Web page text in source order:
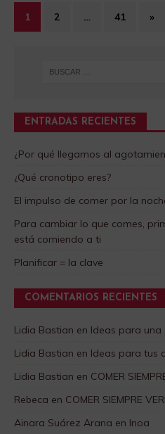
1 2 … 41 »
ENTRADAS RECIENTES
¿Por qué llegamos al
¿Qué cronotipo eres?
El impulso de comer por la
Para cambiar lo que comes,
está comiendo a ti
Planificar = la clave
COMENTARIOS RECIENTES
Lidia Bastian en Ideas para
Lidia Bastian en Ideas para tus
Lidia Bastian en COMER
Rebeca en COMER SIEMPRE
Ainara Suárez Arana en Inoa